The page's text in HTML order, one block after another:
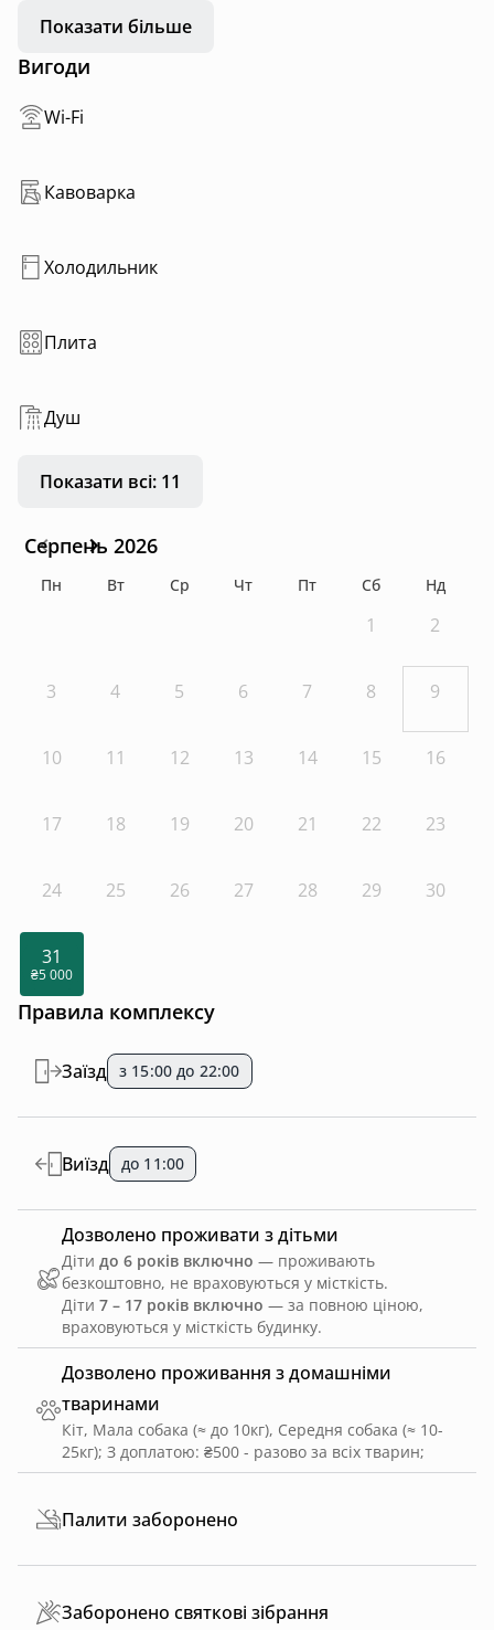
сили , яким так хочеться ділитися з найріднішими.
Показати більше
Вигоди
Wi-Fi
Кавоварка
Холодильник
Плита
Душ
Показати всі: 11
Серпень 2026
Пн Вт Ср Чт Пт Сб Нд
1 2
3 4 5 6 7 8 9
10 11 12 13 14 15 16
17 18 19 20 21 22 23
24 25 26 27 28 29 30
31
₴5 000
Правила комплексу
Дозволено проживання з домашніми
тваринами
Кіт, Мала собака (≈ до 10кг), Середня собака (≈ 10-
25кг); З доплатою: ₴500 - разово за всіх тварин;
Заїзд з 15:00 до 22:00
Виїзд до 11:00
Дозволено проживати з дітьми
Діти до 6 років включно — проживають
безкоштовно, не враховуються у місткість.
Діти 7 – 17 років включно — за повною ціною,
враховуються у місткість будинку.
Палити заборонено
Заборонено святкові зібрання